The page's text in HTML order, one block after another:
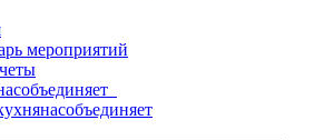
мероприятий